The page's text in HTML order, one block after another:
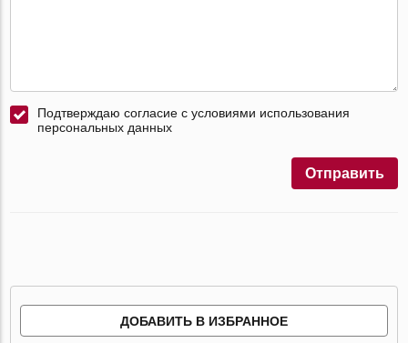
Подтверждаю согласие с условиями использования
персональных данных
Отправить
ДОБАВИТЬ В ИЗБРАННОЕ